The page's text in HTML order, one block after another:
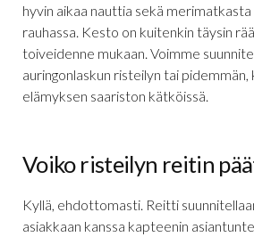
hyvin aikaa nauttia sekä
rauhassa. Kesto on kuitenkin täysin
toiveidenne mukaan. Voimme
auringonlaskun risteilyn tai pidemmän,
elämyksen saariston kätköissä.
Voiko risteilyn reitin
Kyllä, ehdottomasti. Reitti
asiakkaan kanssa kapteenin